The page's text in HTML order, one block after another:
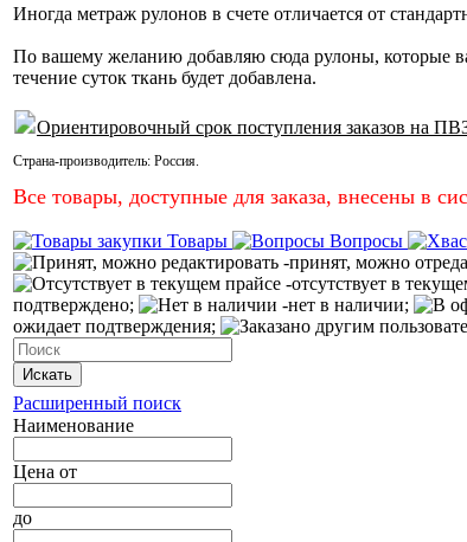
Иногда метраж рулонов в счете отличается от
По вашему желанию добавляю сюда рулоны, которые
течение суток ткань будет добавлена.
Ориентировочный срок поступления заказов на
Страна-производитель: Россия.
Все товары, доступные для заказа, внесены в
Товары Вопросы
-принят, можно
-отсутствует в
подтверждено;
-нет в наличии;
ожидает подтверждения;
Искать
Расширенный поиск
Наименование
Цена от
до